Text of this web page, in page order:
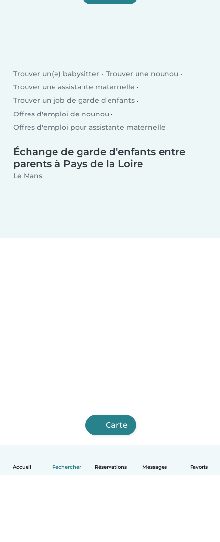
Accueil Rechercher Réservations Messages Favoris
Trouver un(e) babysitter
Trouver une nounou
Trouver une assistante maternelle
Trouver un job de garde d'enfants
Offres d'emploi de nounou
Offres d'emploi pour assistante maternelle
Échange de garde d'enfants entre
parents à Pays de la Loire
Le Mans
Carte